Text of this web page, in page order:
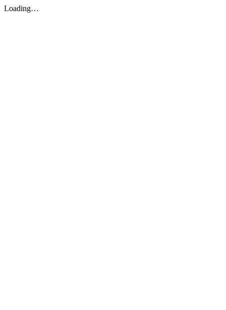
Loading…